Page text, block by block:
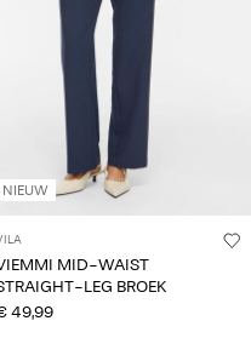
NIEUW
MID-WAIST
LEG BROEK
49,99